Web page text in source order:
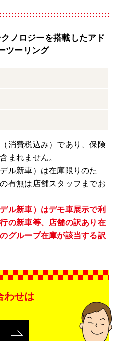
ノロジーを搭載したアド
ツーリング
消費税込み）であり、保険
まれません。
ル新車）は在庫限りのた
有無は店舗スタッフまでお
ル新車）はデモ車展示で利
の新車等、店舗の訳あり在
グループ在庫が該当する訳
わせは